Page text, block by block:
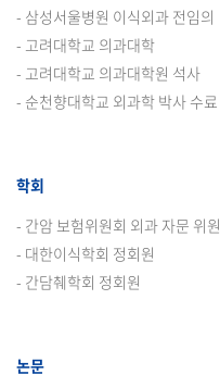
- 삼성서울병원 이식외과 전임의
- 고려대학교 의과대학
- 고려대학교 의과대학원 석사
- 순천향대학교 외과학 박사 수료
학회
- 간암 보험위원회 외과 자문 위원
- 대한이식학회 정회원
- 간담췌학회 정회원
논문